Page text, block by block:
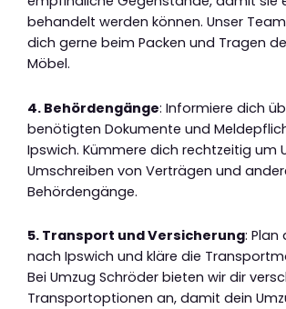
behandelt werden können. Unser
dich gerne beim Packen und Tragen
Möbel.
4. Behördengänge: Informiere dich
benötigten Dokumente und
Ipswich. Kümmere dich rechtzeitig um
Umschreiben von Verträgen und
Behördengänge.
5. Transport und Versicherung: Plan
nach Ipswich und kläre die
Bei Umzug Schröder bieten wir dir
Transportoptionen an, damit dein